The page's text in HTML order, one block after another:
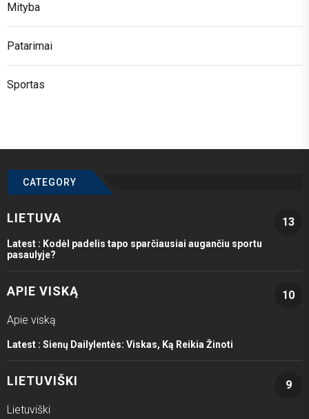
Mityba
Patarimai
Sportas
CATEGORY
LIETUVA 13
Latest : Kodėl padelis tapo sparčiausiai augančiu sportu
pasaulyje?
APIE VISKĄ
10
Apie viską
Latest : Sienų Dailylentės: Viskas, Ką Reikia Žinoti
LIETUVIŠKI
9
Lietuviški